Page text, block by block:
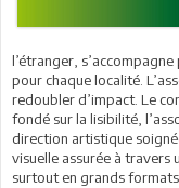
l’étranger,
pour chaque localité.
redoubler d’impact. Le
fondé sur la lisibilité,
direction artistique
visuelle assurée à travers
surtout en grands formats.